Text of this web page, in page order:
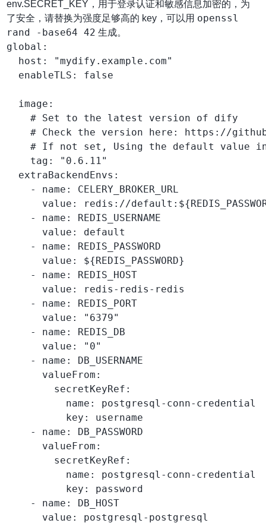
env.SECRET_KEY，用于登录认证和敏感信息加密的，为
了安全，请替换为强度足够高的 key，可以用 openssl
rand -base64 42 生成。
global:
  host: "mydify.example.com"
  enableTLS: false
  image:
    # Set to the latest version of dify
# Check the version here: https://
# If not set, Using the default value
    tag: "0.6.11"
  extraBackendEnvs:
    - name: CELERY_BROKER_URL
value: redis://
    - name: REDIS_USERNAME
      value: default
    - name: REDIS_PASSWORD
      value: ${REDIS_PASSWORD}
    - name: REDIS_HOST
      value: redis-redis-redis
    - name: REDIS_PORT
      value: "6379"
    - name: REDIS_DB
      value: "0"
    - name: DB_USERNAME
      valueFrom:
        secretKeyRef:
          name: postgresql-conn-credential
          key: username
    - name: DB_PASSWORD
      valueFrom:
        secretKeyRef:
          name: postgresql-conn-credential
          key: password
    - name: DB_HOST
      value: postgresql-postgresql